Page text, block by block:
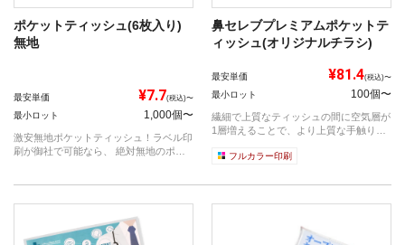
ポケットティッシュ(6枚入り)
無地
最安単価 ¥7.7(税込)〜
最小ロット 1,000個〜
激安無地ポケットティッシュ！ラベル印
刷が御社で可能なら、 絶対無地のポケ
鼻セレブプレミアムポケットテ
ィッシュ(オリジナルチラシ)
最安単価 ¥81.4(税込)〜
最小ロット 100個〜
繊細で上質なティッシュの間に空気層が
1層増えることで、より上質な手触り
フルカラー印刷